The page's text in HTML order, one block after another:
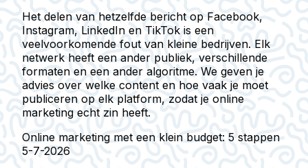
Het delen van hetzelfde bericht op Facebook,
Instagram, LinkedIn en TikTok is een
veelvoorkomende fout van kleine bedrijven. Elk
netwerk heeft een ander publiek, verschillende
formaten en een ander algoritme. We geven je
advies over welke content en hoe vaak je moet
publiceren op elk platform, zodat je online
marketing echt zin heeft.
Online marketing met een klein budget: 5 stappen
5-7-2026